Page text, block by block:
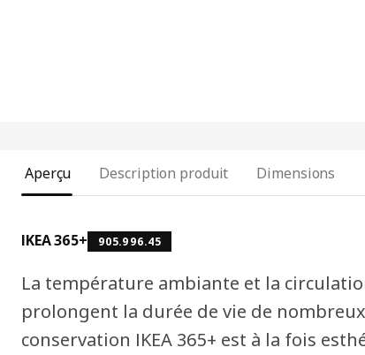
Aperçu Description produit Dimensions
IKEA 365+ 905.996.45
La température ambiante et la
prolongent la durée de vie de
conservation IKEA 365+ est à la fois